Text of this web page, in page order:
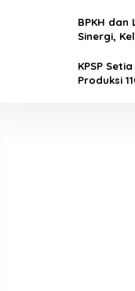
0,64 Persen
BPKH dan
Sinergi,
Kelola
KPSP
Produksi